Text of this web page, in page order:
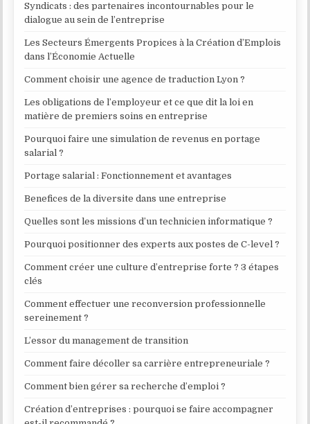
Syndicats : des partenaires incontournables pour le
dialogue au sein de l’entreprise
Les Secteurs Émergents Propices à la Création d’Emplois
dans l’Économie Actuelle
Comment choisir une agence de traduction Lyon ?
Les obligations de l’employeur et ce que dit la loi en
matière de premiers soins en entreprise
Pourquoi faire une simulation de revenus en portage
salarial ?
Portage salarial : Fonctionnement et avantages
Benefices de la diversite dans une entreprise
Quelles sont les missions d’un technicien informatique ?
Pourquoi positionner des experts aux postes de C-level ?
Comment créer une culture d’entreprise forte ? 3 étapes
clés
Comment effectuer une reconversion professionnelle
sereinement ?
L’essor du management de transition
Comment faire décoller sa carrière entrepreneuriale ?
Comment bien gérer sa recherche d’emploi ?
Création d’entreprises : pourquoi se faire accompagner